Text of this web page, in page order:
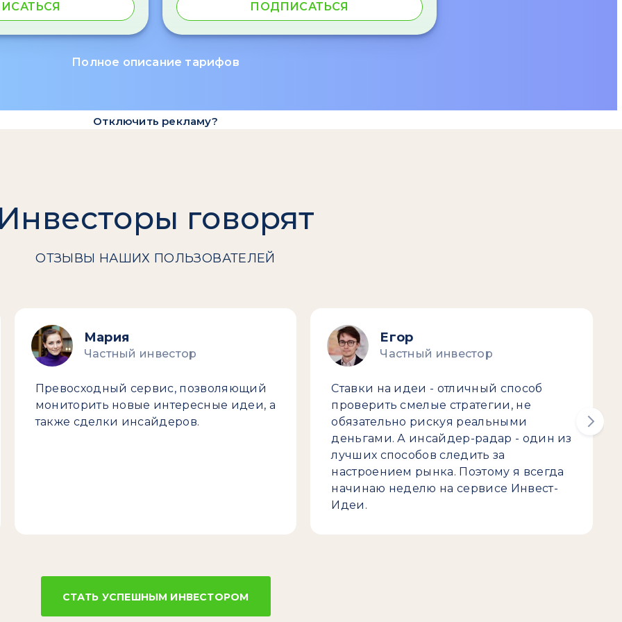
ПОДПИСАТЬСЯ
Полное описание тарифов
Отключить рекламу?
говорят
ОТЗЫВЫ НАШИХ ПОЛЬЗОВАТЕЛЕЙ
Мария
Частный инвестор
Превосходный сервис, позволяющий
мониторить новые интересные идеи, а
также сделки инсайдеров.
Егор
Частный инвестор
Ставки на идеи - отличный способ
проверить смелые стратегии, не
обязательно рискуя реальными
деньгами. А инсайдер-радар - один из
лучших способов следить за
настроением рынка. Поэтому я всегда
начинаю неделю на сервисе Инвест-
Идеи.
СТАТЬ УСПЕШНЫМ ИНВЕСТОРОМ